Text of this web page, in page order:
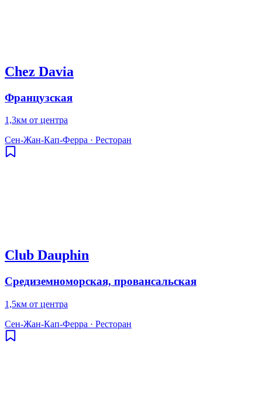
Chez Davia
Французская
1,3км от центра
Сен-Жан-Кап-Ферра · Ресторан
Club Dauphin
Средиземноморская, провансальская
1,5км от центра
Сен-Жан-Кап-Ферра · Ресторан